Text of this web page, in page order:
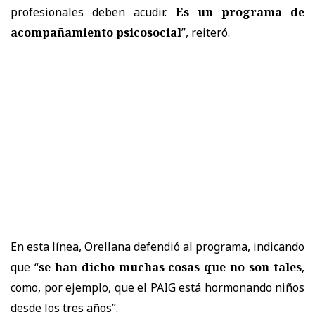
profesionales deben acudir. Es un programa de
acompañamiento psicosocial”, reiteró.
En esta línea, Orellana defendió al programa, indicando
que “se han dicho muchas cosas que no son tales,
como, por ejemplo, que el PAIG está hormonando niños
desde los tres años”.